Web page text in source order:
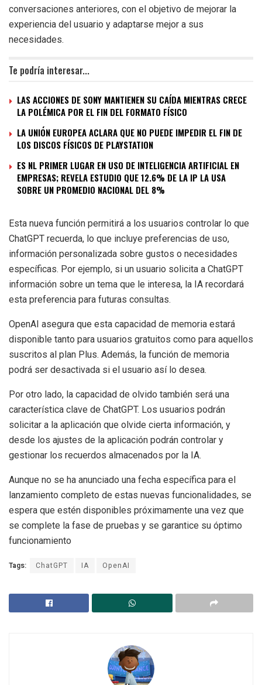
conversaciones anteriores, con el objetivo de mejorar la
experiencia del usuario y adaptarse mejor a sus
necesidades.
Te podría interesar...
LAS ACCIONES DE SONY MANTIENEN SU CAÍDA MIENTRAS CRECE
LA POLÉMICA POR EL FIN DEL FORMATO FÍSICO
LA UNIÓN EUROPEA ACLARA QUE NO PUEDE IMPEDIR EL FIN DE
LOS DISCOS FÍSICOS DE PLAYSTATION
ES NL PRIMER LUGAR EN USO DE INTELIGENCIA ARTIFICIAL EN
EMPRESAS; REVELA ESTUDIO QUE 12.6% DE LA IP LA USA
SOBRE UN PROMEDIO NACIONAL DEL 8%
Esta nueva función permitirá a los usuarios controlar lo que
ChatGPT recuerda, lo que incluye preferencias de uso,
información personalizada sobre gustos o necesidades
específicas. Por ejemplo, si un usuario solicita a ChatGPT
información sobre un tema que le interesa, la IA recordará
esta preferencia para futuras consultas.
OpenAI asegura que esta capacidad de memoria estará
disponible tanto para usuarios gratuitos como para aquellos
suscritos al plan Plus. Además, la función de memoria
podrá ser desactivada si el usuario así lo desea.
Por otro lado, la capacidad de olvido también será una
característica clave de ChatGPT. Los usuarios podrán
solicitar a la aplicación que olvide cierta información, y
desde los ajustes de la aplicación podrán controlar y
gestionar los recuerdos almacenados por la IA.
Aunque no se ha anunciado una fecha específica para el
lanzamiento completo de estas nuevas funcionalidades, se
espera que estén disponibles próximamente una vez que
se complete la fase de pruebas y se garantice su óptimo
funcionamiento
Tags: ChatGPT IA OpenAI